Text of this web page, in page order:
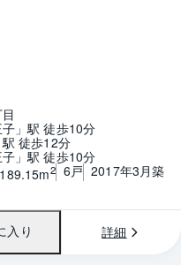
」駅 徒歩10分
徒歩12分
」駅 徒歩10分
2 6戸 2017年3月築
入り 詳細